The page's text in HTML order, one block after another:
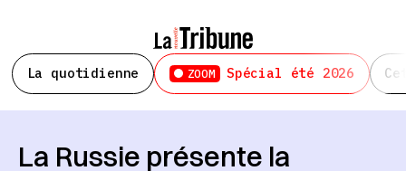
La quotidienne ZOOM Spécial été 2026
La Russie présente la